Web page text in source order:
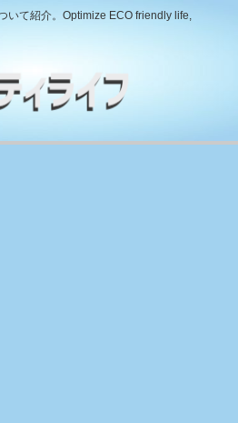
いて紹介。Optimize ECO friendly life,